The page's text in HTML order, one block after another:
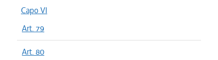
Capo VI
Art. 79
Art. 80